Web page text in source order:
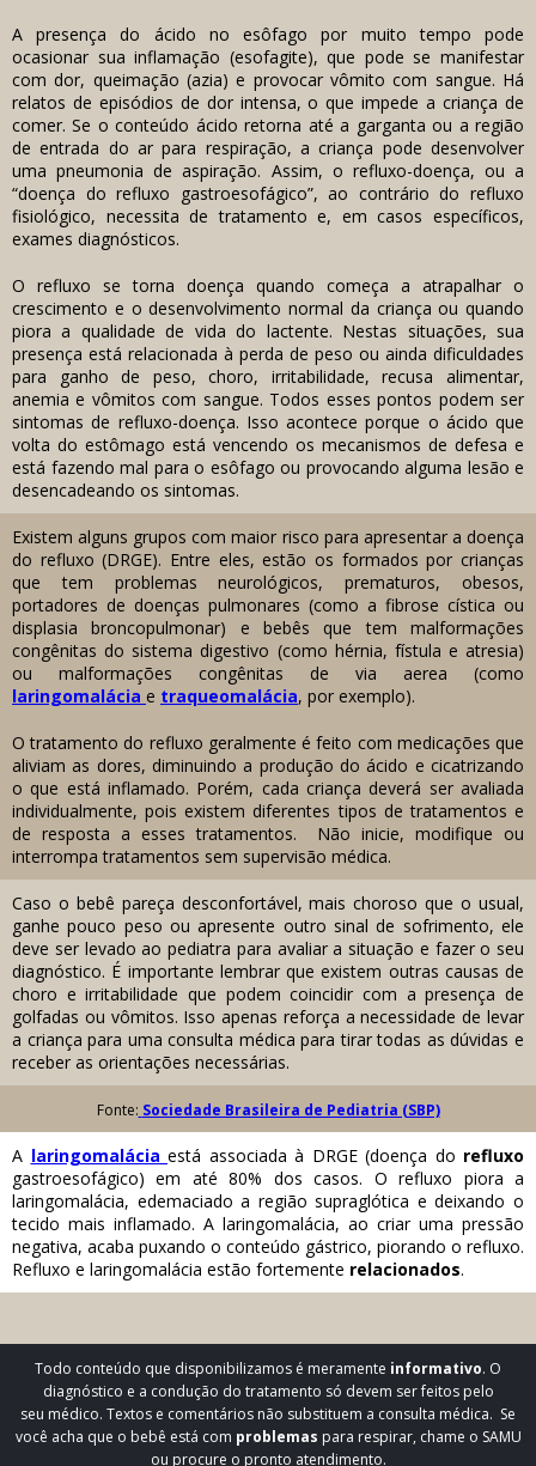
A presença do ácido no esôfago por muito tempo pode
ocasionar sua inflamação (esofagite), que pode se manifestar
com dor, queimação (azia) e provocar vômito com sangue. Há
relatos de episódios de dor intensa, o que impede a criança de
comer. Se o conteúdo ácido retorna até a garganta ou a região
de entrada do ar para respiração, a criança pode desenvolver
uma pneumonia de aspiração. Assim, o refluxo-doença, ou a
“doença do refluxo gastroesofágico”, ao contrário do refluxo
fisiológico, necessita de tratamento e, em casos específicos,
exames diagnósticos.
O refluxo se torna doença quando começa a atrapalhar o
crescimento e o desenvolvimento normal da criança ou quando
piora a qualidade de vida do lactente. Nestas situações, sua
presença está relacionada à perda de peso ou ainda dificuldades
para ganho de peso, choro, irritabilidade, recusa alimentar,
anemia e vômitos com sangue. Todos esses pontos podem ser
sintomas de refluxo-doença. Isso acontece porque o ácido que
volta do estômago está vencendo os mecanismos de defesa e
está fazendo mal para o esôfago ou provocando alguma lesão e
desencadeando os sintomas.
Existem alguns grupos com maior risco para apresentar a doença
do refluxo (DRGE). Entre eles, estão os formados por crianças
que tem problemas neurológicos, prematuros, obesos,
portadores de doenças pulmonares (como a fibrose cística ou
displasia broncopulmonar) e bebês que tem malformações
congênitas do sistema digestivo (como hérnia, fístula e atresia)
ou malformações congênitas de via aerea (como
laringomalácia e traqueomalácia, por exemplo).
O tratamento do refluxo geralmente é feito com medicações que
aliviam as dores, diminuindo a produção do ácido e cicatrizando
o que está inflamado. Porém, cada criança deverá ser avaliada
individualmente, pois existem diferentes tipos de tratamentos e
de resposta a esses tratamentos. Não inicie, modifique ou
interrompa tratamentos sem supervisão médica.
Caso o bebê pareça desconfortável, mais choroso que o usual,
ganhe pouco peso ou apresente outro sinal de sofrimento, ele
deve ser levado ao pediatra para avaliar a situação e fazer o seu
diagnóstico. É importante lembrar que existem outras causas de
choro e irritabilidade que podem coincidir com a presença de
golfadas ou vômitos. Isso apenas reforça a necessidade de levar
a criança para uma consulta médica para tirar todas as dúvidas e
receber as orientações necessárias.
Fonte: Sociedade Brasileira de Pediatria (SBP)
A laringomalácia está associada à DRGE (doença do refluxo
gastroesofágico) em até 80% dos casos. O refluxo piora a
laringomalácia, edemaciado a região supraglótica e deixando o
tecido mais inflamado. A laringomalácia, ao criar uma pressão
negativa, acaba puxando o conteúdo gástrico, piorando o refluxo.
Refluxo e laringomalácia estão fortemente relacionados.
Todo conteúdo que disponibilizamos é meramente informativo. O
diagnóstico e a condução do tratamento só devem ser feitos pelo
seu médico. Textos e comentários não substituem a consulta médica. Se
você acha que o bebê está com problemas para respirar, chame o SAMU
ou procure o pronto atendimento.